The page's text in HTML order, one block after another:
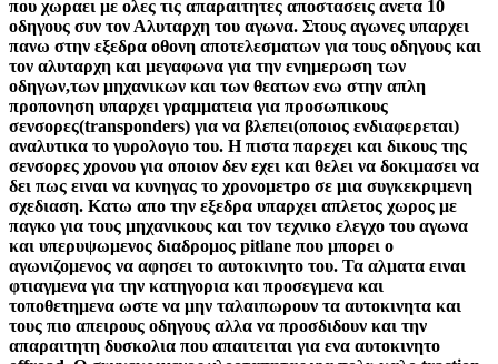
που χωραει με ολες τις απαραιτητες αποστασεις ανετα 10
οδηγους συν τον Αλυταρχη του αγωνα. Στους αγωνες υπαρχει
πανω στην εξεδρα οθονη αποτελεσματων για τους οδηγους και
τον αλυταρχη και μεγαφωνα για την ενημερωση των
οδηγων,των μηχανικων και των θεατων ενω στην απλη
προπονηση υπαρχει γραμματεια για προσωπικους
σενσορες(transponders) για να βλεπει(οποιος ενδιαφερεται)
αναλυτικα το γυρολογιο του. Η πιστα παρεχει και δικους της
σενσορες χρονου για οποιον δεν εχει και θελει να δοκιμασει να
δει πως ειναι να κυνηγας το χρονομετρο σε μια συγκεκριμενη
σχεδιαση. Κατω απο την εξεδρα υπαρχει απλετος χωρος με
παγκο για τους μηχανικους και τον τεχνικο ελεγχο του αγωνα
και υπερυψωμενος διαδρομος pitlane που μπορει ο
αγωνιζομενος να αφησει το αυτοκινητο του. Τα αλματα ειναι
φτιαγμενα για την κατηγορια και προσεγμενα και
τοποθετημενα ωστε να μην ταλαιπωρουν τα αυτοκινητα και
τους πιο απειρους οδηγους αλλα να προσδιδουν και την
απαραιτητη δυσκολια που απαιτειται για ενα αυτοκινητο